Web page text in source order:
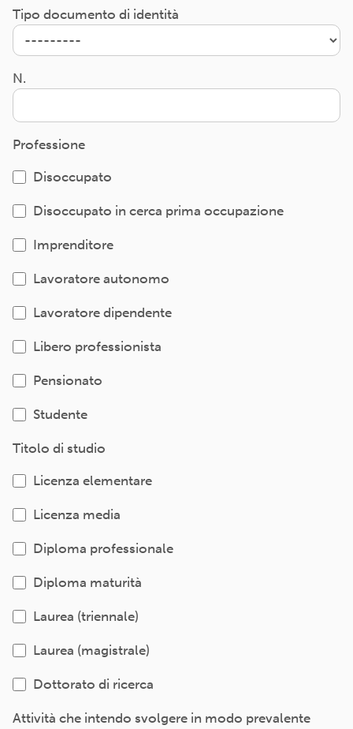
Tipo documento di identità
N.
Professione
Disoccupato
Disoccupato in cerca prima occupazione
Imprenditore
Lavoratore autonomo
Lavoratore dipendente
Libero professionista
Pensionato
Studente
Titolo di studio
Licenza elementare
Licenza media
Diploma professionale
Diploma maturità
Laurea (triennale)
Laurea (magistrale)
Dottorato di ricerca
Attività che intendo svolgere in modo prevalente